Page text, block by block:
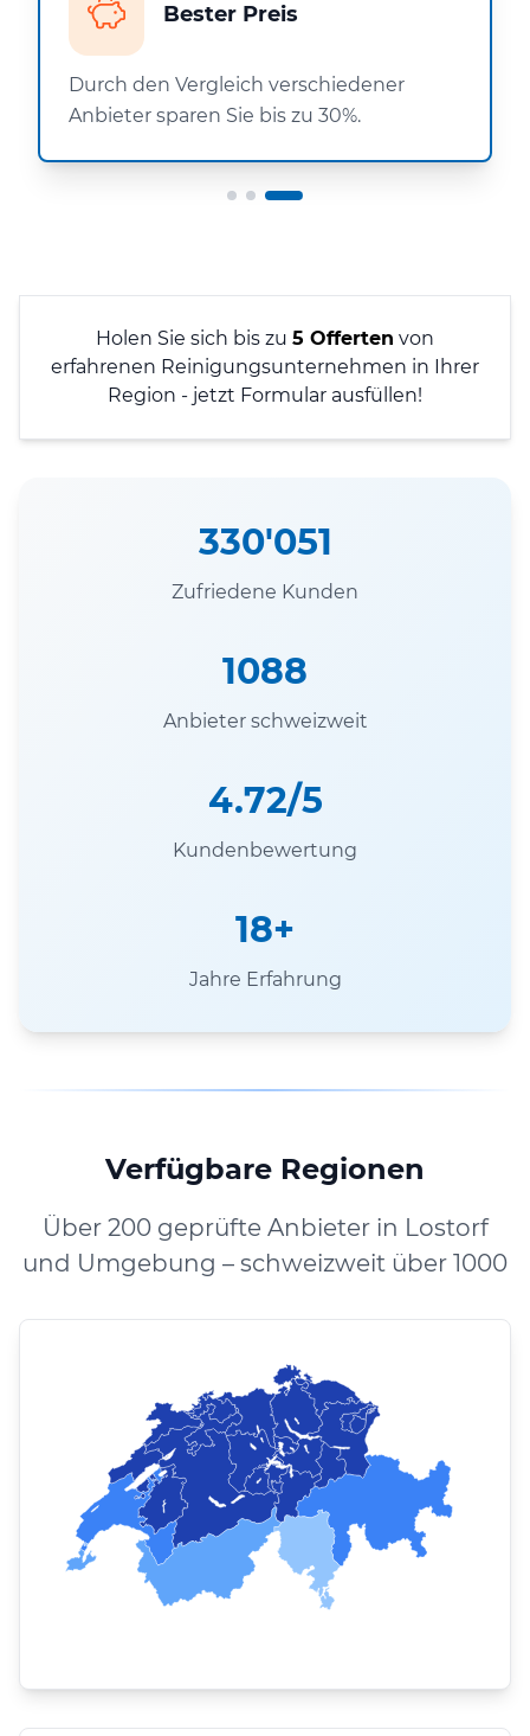
Bester Preis
Durch den Vergleich verschiedener
Anbieter sparen Sie bis zu 30%.
Holen Sie sich bis zu 5 Offerten von
erfahrenen Reinigungsunternehmen in Ihrer
Region - jetzt Formular ausfüllen!
330'051
Zufriedene Kunden
1088
Anbieter schweizweit
4.72/5
Kundenbewertung
18+
Jahre Erfahrung
Verfügbare Regionen
Über 200 geprüfte Anbieter in Lostorf
und Umgebung – schweizweit über 1000